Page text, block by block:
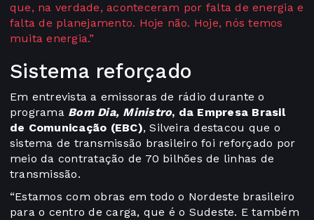
que, na verdade, aconteceram por falta de energia e
falta de planejamento. Hoje não. Hoje, nós temos
muita energia.”
Sistema reforçado
Em entrevista a emissoras de rádio durante o
programa Bom Dia, Ministro, da Empresa Brasil
de Comunicação (EBC), Silveira destacou que o
sistema de transmissão brasileiro foi reforçado por
meio da contratação de 70 bilhões de linhas de
transmissão.
“Estamos com obras em todo o Nordeste brasileiro
para o centro de carga, que é o Sudeste. E também